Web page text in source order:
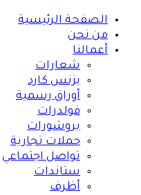
الصفحة الرئيسية
من نحن
أعمالنا
شعارات
بزنس كارد
أوراق رسمية
فولدرات
بروشورات
حملات تجارية
تواصل اجتماعي
ستاندات
أظرف